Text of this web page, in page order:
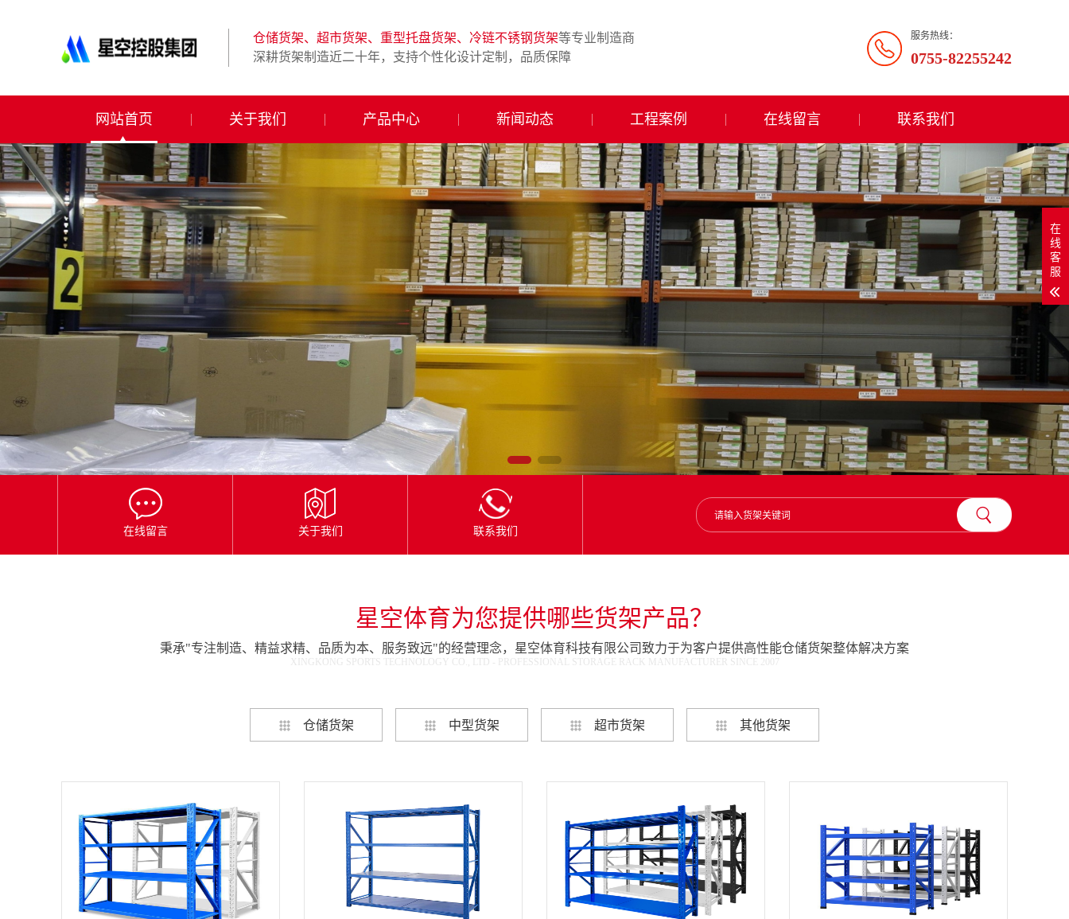
有
仓
储
货
架|
超
货
架|
重
型
货
架
制
造
网
服务热线：
0755-82255242
仓储货架、超市货架、重型托盘货架、冷链不锈钢货架等专业制造商
深耕货架制造近二十年，支持个性化设计定制，品质保障
网站首页 关于我们 产品中心 新闻动态 工程案例 在线留言 联系我们
在线留言 关于我们 联系我们
星空体育为您提供哪些货架产品？
秉承"专注制造、精益求精、品质为本、服务致远"的经营理念，星空体育科技有限公司致力于为客户提供高性能仓储货架整体解决方案
XINGKONG SPORTS TECHNOLOGY CO., LTD - PROFESSIONAL STORAGE RACK MANUFACTURER SINCE 2007
仓储货架 中型货架 超市货架 其他货架
在
线
客
服